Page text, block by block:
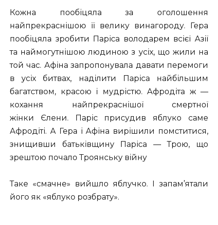
Кожна пообіцяла за оголошення
найпрекраснішою її велику винагороду. Гера
пообіцяла зробити Паріса володарем всієї Азії
та наймогутнішою людиною з усіх, що жили на
той час. Афіна запропонувала давати перемоги
в усіх битвах, наділити Паріса найбільшим
багатством, красою і мудрістю. Афродіта ж —
кохання найпрекраснішої смертної
жінки Єлени. Паріс присудив яблуко саме
Афродіті. А Гера і Афіна вирішили помститися,
знищивши батьківщину Паріса — Трою, що
зрештою почало Троянську війну
Таке «смачне» вийшло яблучко. І запам’ятали
його як «яблуко розбрату».